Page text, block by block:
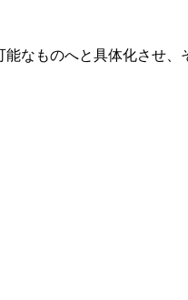
なものへと具体化させ